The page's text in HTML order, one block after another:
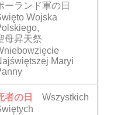
ーランド軍の日
Wojska
母昇天祭
Maryi
者の日
Wszystkich